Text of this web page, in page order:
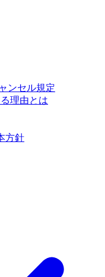
ンセル規定
理由とは
方針